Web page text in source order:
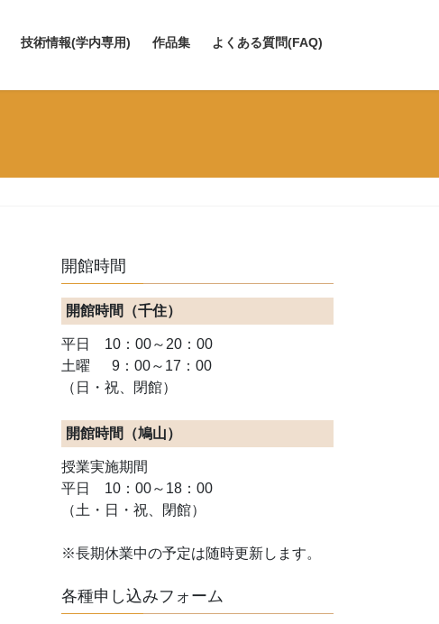
技術情報(学内専用) 作品集 よくある質問(FAQ)
開館時間
開館時間（千住）
平日 10：00～20：00
土曜 9：00～17：00
（日・祝、閉館）
開館時間（鳩山）
授業実施期間
平日 10：00～18：00
（土・日・祝、閉館）
※長期休業中の予定は随時更新します。
各種申し込みフォーム